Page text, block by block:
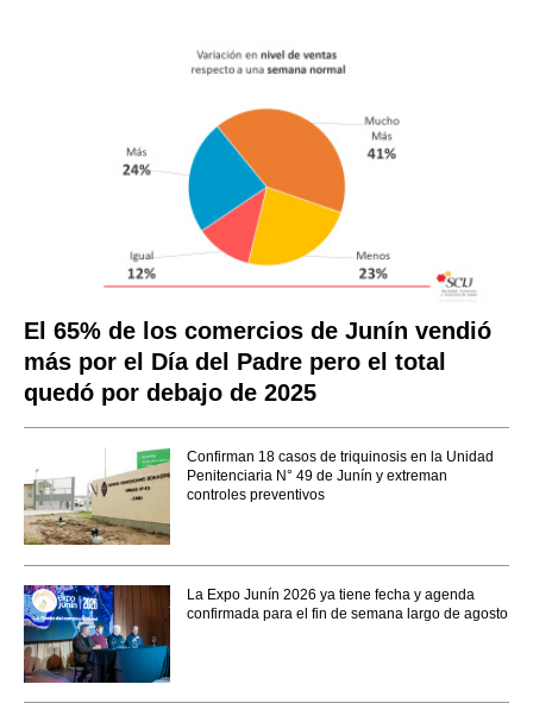
El 65% de los comercios de Junín vendió
más por el Día del Padre pero el total
quedó por debajo de 2025
Confirman 18 casos de triquinosis en la Unidad
Penitenciaria N° 49 de Junín y extreman
controles preventivos
La Expo Junín 2026 ya tiene fecha y agenda
confirmada para el fin de semana largo de agosto